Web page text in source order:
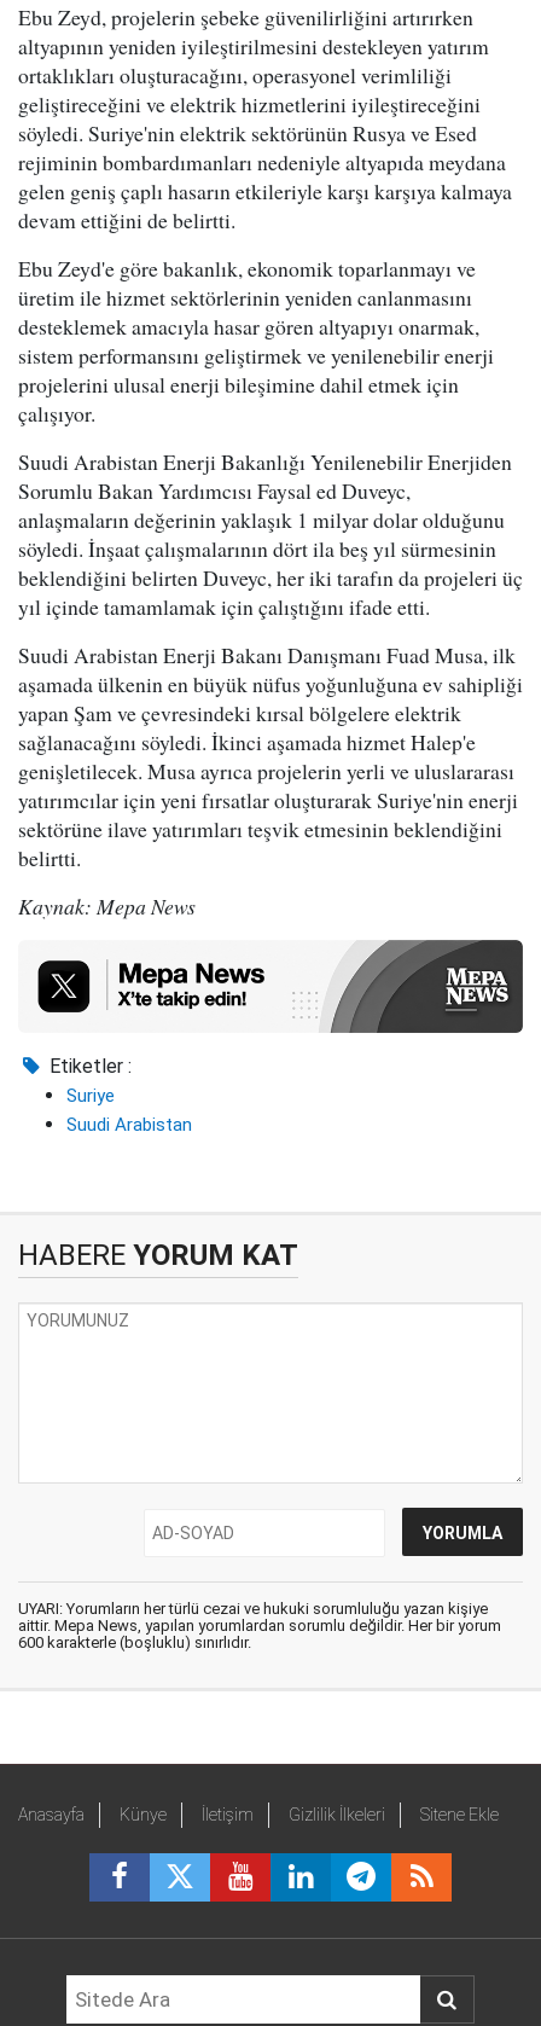
Ebu Zeyd, projelerin şebeke güvenilirliğini artırırken
altyapının yeniden iyileştirilmesini destekleyen yatırım
ortaklıkları oluşturacağını, operasyonel verimliliği
geliştireceğini ve elektrik hizmetlerini iyileştireceğini
söyledi. Suriye'nin elektrik sektörünün Rusya ve Esed
rejiminin bombardımanları nedeniyle altyapıda meydana
gelen geniş çaplı hasarın etkileriyle karşı karşıya kalmaya
devam ettiğini de belirtti.
Ebu Zeyd'e göre bakanlık, ekonomik toparlanmayı ve
üretim ile hizmet sektörlerinin yeniden canlanmasını
desteklemek amacıyla hasar gören altyapıyı onarmak,
sistem performansını geliştirmek ve yenilenebilir enerji
projelerini ulusal enerji bileşimine dahil etmek için
çalışıyor.
Suudi Arabistan Enerji Bakanlığı Yenilenebilir Enerjiden
Sorumlu Bakan Yardımcısı Faysal ed Duveyc,
anlaşmaların değerinin yaklaşık 1 milyar dolar olduğunu
söyledi. İnşaat çalışmalarının dört ila beş yıl sürmesinin
beklendiğini belirten Duveyc, her iki tarafın da projeleri üç
yıl içinde tamamlamak için çalıştığını ifade etti.
Suudi Arabistan Enerji Bakanı Danışmanı Fuad Musa, ilk
aşamada ülkenin en büyük nüfus yoğunluğuna ev sahipliği
yapan Şam ve çevresindeki kırsal bölgelere elektrik
sağlanacağını söyledi. İkinci aşamada hizmet Halep'e
genişletilecek. Musa ayrıca projelerin yerli ve uluslararası
yatırımcılar için yeni fırsatlar oluşturarak Suriye'nin enerji
sektörüne ilave yatırımları teşvik etmesinin beklendiğini
belirtti.
Kaynak: Mepa News
Etiketler :
Suriye
Suudi Arabistan
HABERE YORUM KAT
UYARI: Yorumların her türlü cezai ve hukuki sorumluluğu yazan kişiye
aittir. Mepa News, yapılan yorumlardan sorumlu değildir. Her bir yorum
600 karakterle (boşluklu) sınırlıdır.
Anasayfa Künye İletişim Gizlilik İlkeleri Sitene Ekle